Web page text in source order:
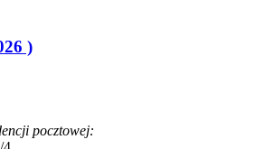
)
pocztowej: